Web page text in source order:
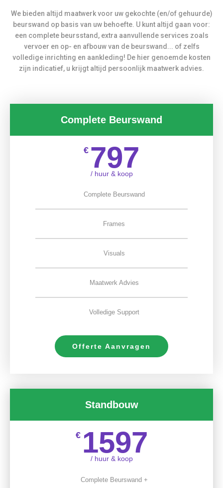
We bieden altijd maatwerk voor uw gekochte (en/of gehuurde)
beurswand op basis van uw behoefte. U kunt altijd gaan voor:
een complete beursstand, extra aanvullende services zoals
vervoer en op- en afbouw van de beurswand... of zelfs
volledige inrichting en aankleding! De hier genoemde kosten
zijn indicatief, u krijgt altijd persoonlijk maatwerk advies.
Complete Beurswand
€ 797
/ huur & koop
Complete Beurswand
Frames
Visuals
Maatwerk Advies
Volledige Support
Offerte Aanvragen
Standbouw
€ 1597
/ huur & koop
Complete Beurswand +